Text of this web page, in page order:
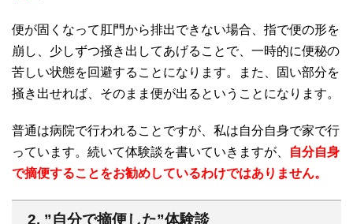
便が固くなって肛門から排出できない場合、指で便の形を
崩し、少しずつ掻き出してあげることで、一時的に便秘の
苦しい状態を回避することになります。また、固い部分を
掻き出せれば、そのまま便が出るということになります。
普通は病院で行われることですが、私は自分自身で家で行
っています。続いて体験談を書いていきますが、
自分自身
で摘便することをお勧めしているわけではありません。
2. ”自分で摘便した”体験談